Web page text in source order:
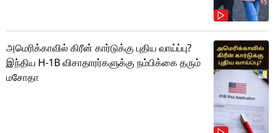
அமெரிக்காவில் கிரீன் கார்டுக்கு புதிய வாய்ப்பு?
இந்திய H-1B விசாதாரர்களுக்கு நம்பிக்கை தரும்
மசோதா